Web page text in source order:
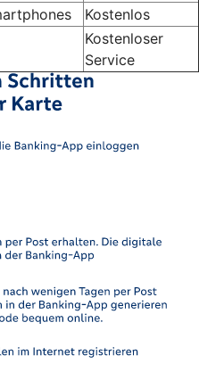
Kostenlos
Kostenloser
Service